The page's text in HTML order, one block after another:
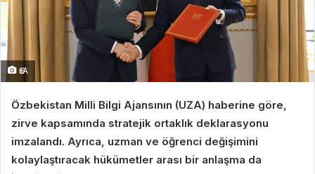
ӨзА
Özbekistan Milli Bilgi Ajansının (UZA) haberine göre,
zirve kapsamında stratejik ortaklık deklarasyonu
imzalandı. Ayrıca, uzman ve öğrenci değişimini
kolaylaştıracak hükümetler arası bir anlaşma da